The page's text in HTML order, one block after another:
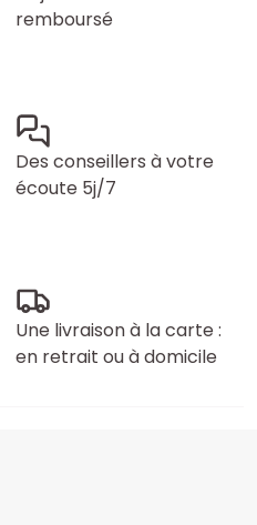
remboursé
Des conseillers à votre
écoute 5j/7
Une livraison à la carte :
en retrait ou à domicile